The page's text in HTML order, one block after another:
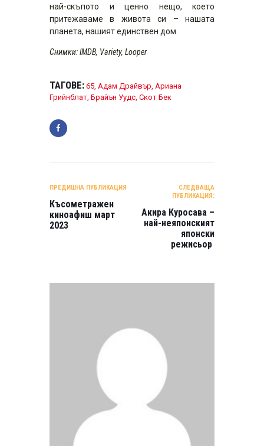
най-скъпото и ценно нещо, което
притежаваме в живота си – нашата
планета, нашият единствен дом.
Снимки: IMDB, Variety, Looper
ТАГОВЕ: 65 Адам Драйвър Ариана
Грийнблат Брайън Уудс Скот Бек
ПРЕДИШНА ПУБЛИКАЦИЯ
Късометражен
киноафиш март
2023
СЛЕДВАЩА
ПУБЛИКАЦИЯ:
Акира Курoсава –
най-неяпонският
японски
режисьор